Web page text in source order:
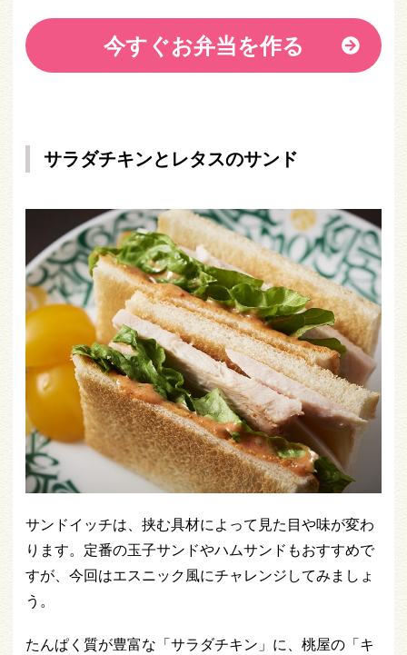
今すぐお弁当を作る
サラダチキンとレタスのサンド
サンドイッチは、挟む具材によって見た目や味が変わ
ります。定番の玉子サンドやハムサンドもおすすめで
すが、今回はエスニック風にチャレンジしてみましょ
う。
たんぱく質が豊富な「サラダチキン」に、桃屋の「キ